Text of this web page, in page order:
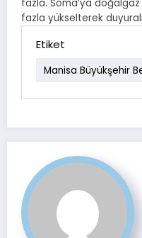
fazla. Soma’ya
fazla yükselterek
Etiket
Manisa Büyükşehir